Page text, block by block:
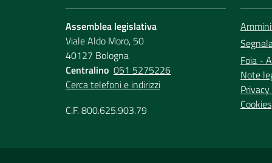
Assemblea legislativa
Viale Aldo Moro, 50
40127 Bologna
Centralino 051 5275226
Cerca telefoni e indirizzi
C.F. 800.625.903.79
Foia -
Note
Cookies